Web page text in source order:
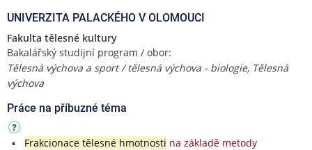
UNIVERZITA PALACKÉHO V OLOMOUCI
Fakulta tělesné kultury
Bakalářský studijní program / obor:
Tělesná výchova a sport / tělesná výchova - biologie, Tělesná
výchova
Práce na příbuzné téma
Frakcionace tělesné hmotnosti na základě metody